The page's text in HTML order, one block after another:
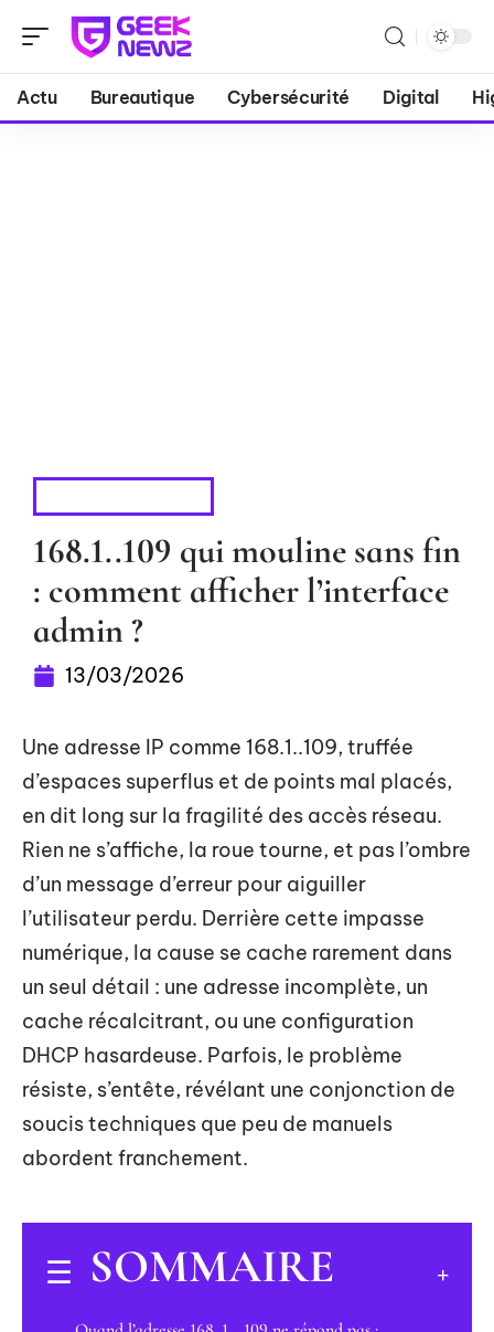
Actu Bureautique Cybersécurité Digital
168.1..109 qui mouline sans fin
: comment afficher l’interface
admin ?
13/03/2026
Une adresse IP comme 168.1..109, truffée
d’espaces superflus et de points mal placés,
en dit long sur la fragilité des accès réseau.
Rien ne s’affiche, la roue tourne, et pas l’ombre
d’un message d’erreur pour aiguiller
l’utilisateur perdu. Derrière cette impasse
numérique, la cause se cache rarement dans
un seul détail : une adresse incomplète, un
cache récalcitrant, ou une configuration
DHCP hasardeuse. Parfois, le problème
résiste, s’entête, révélant une conjonction de
soucis techniques que peu de manuels
abordent franchement.
SOMMAIRE